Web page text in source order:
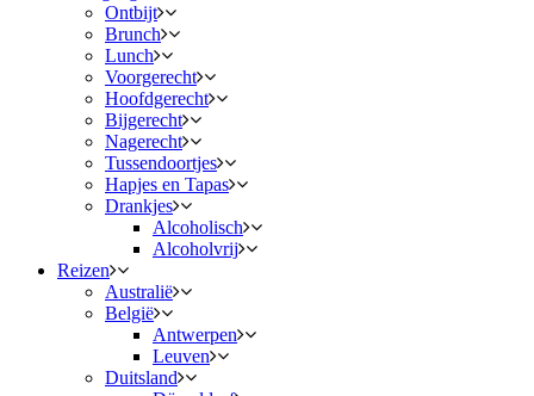
Ontbijt
Brunch
Lunch
Voorgerecht
Hoofdgerecht
Bijgerecht
Nagerecht
Tussendoortjes
Hapjes en Tapas
Drankjes
Alcoholisch
Alcoholvrij
Reizen
Australië
België
Antwerpen
Leuven
Duitsland